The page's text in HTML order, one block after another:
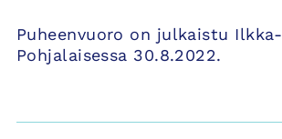
Puheenvuoro on julkaistu Ilkka-
Pohjalaisessa 30.8.2022.